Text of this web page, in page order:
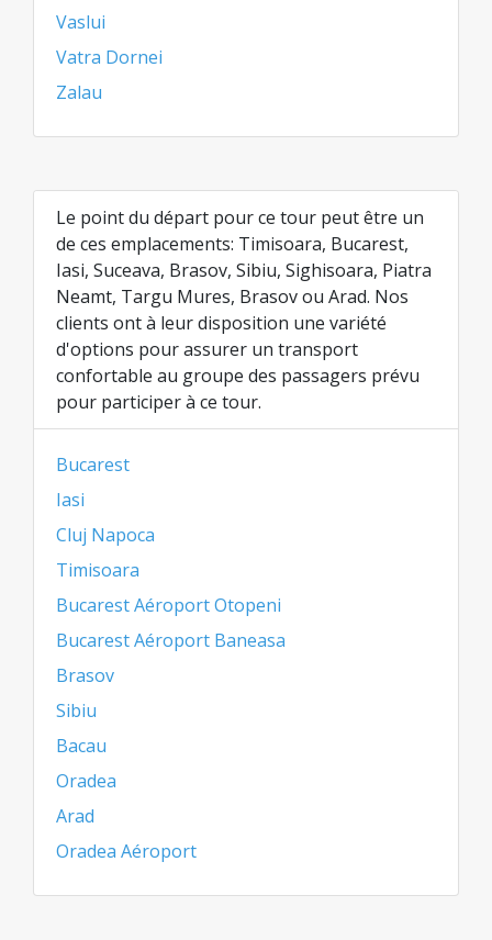
Vaslui
Vatra Dornei
Zalau
Le point du départ pour ce tour peut être un
de ces emplacements: Timisoara, Bucarest,
Iasi, Suceava, Brasov, Sibiu, Sighisoara, Piatra
Neamt, Targu Mures, Brasov ou Arad. Nos
clients ont à leur disposition une variété
d'options pour assurer un transport
confortable au groupe des passagers prévu
pour participer à ce tour.
Bucarest
Iasi
Cluj Napoca
Timisoara
Bucarest Aéroport Otopeni
Bucarest Aéroport Baneasa
Brasov
Sibiu
Bacau
Oradea
Arad
Oradea Aéroport